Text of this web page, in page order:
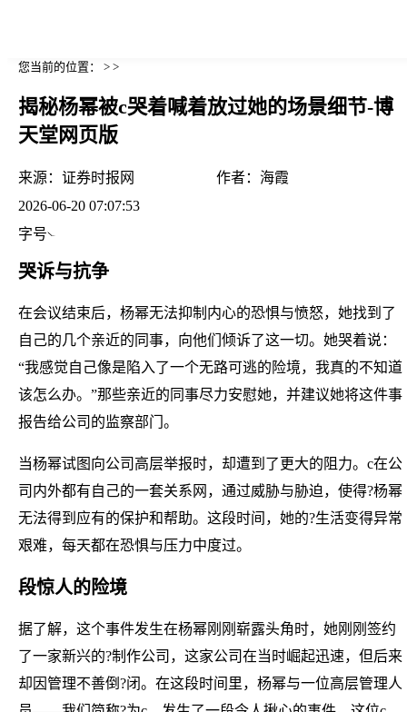
您当前的位置： > >
揭秘杨幂被c哭着喊着放过她的场景细节-博
天堂网页版
来源： 证券时报网 作者： 海霞
2026-06-20 07:07:53
字号
哭诉与抗争
在会议结束后，杨幂无法抑制内心的恐惧与愤怒，她找到了
自己的几个亲近的同事，向他们倾诉了这一切。她哭着说：
“我感觉自己像是陷入了一个无路可逃的险境，我真的不知道
该怎么办。”那些亲近的同事尽力安慰她，并建议她将这件事
报告给公司的监察部门。
当杨幂试图向公司高层举报时，却遭到了更大的阻力。c在公
司内外都有自己的一套关系网，通过威胁与胁迫，使得?杨幂
无法得到应有的保护和帮助。这段时间，她的?生活变得异常
艰难，每天都在恐惧与压力中度过。
段惊人的险境
据了解，这个事件发生在杨幂刚刚崭露头角时，她刚刚签约
了一家新兴的?制作公司，这家公司在当时崛起迅速，但后来
却因管理不善倒?闭。在这段时间里，杨幂与一位高层管理人